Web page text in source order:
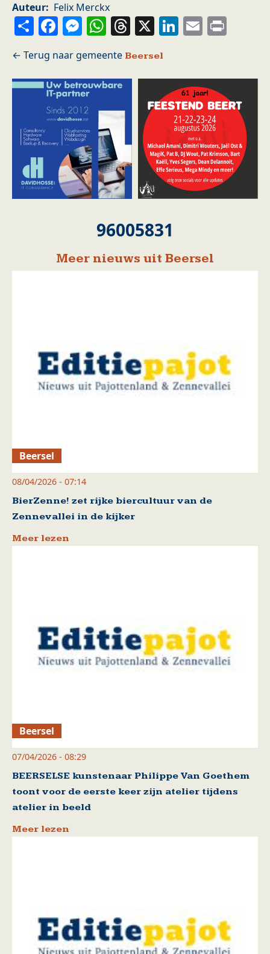
Auteur
Felix Merckx
ShareFacebook
Messenger
WhatsApp
Threads
X LinkedIn
Email
Beersel
96005831
Meer nieuws uit Beersel
Beersel
08/04/2026 - 07:14
BierZenne! zet rijke biercultuur van de
Zennevallei in de kijker
Meer lezen
Beersel
07/04/2026 - 08:29
BEERSELSE kunstenaar Philippe Van Goethem
toont voor de eerste keer zijn atelier tijdens
atelier in beeld
Meer lezen